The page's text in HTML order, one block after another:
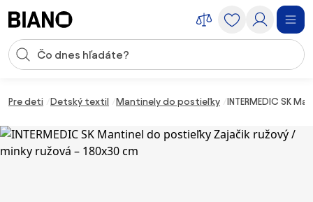
Vstup pre vyhľadávanie
Pre deti Detský textil Mantinely do postieľky INTERMEDIC SK